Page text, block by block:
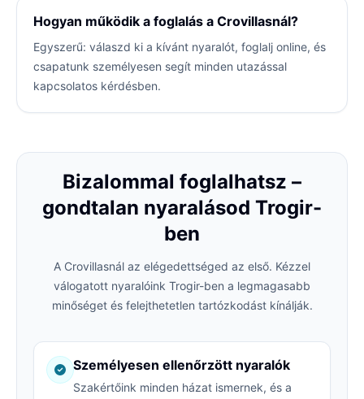
Hogyan működik a foglalás a Crovillasnál?
Egyszerű: válaszd ki a kívánt nyaralót, foglalj online, és
csapatunk személyesen segít minden utazással
kapcsolatos kérdésben.
Bizalommal foglalhatsz –
gondtalan nyaralásod Trogir-
ben
A Crovillasnál az elégedettséged az első. Kézzel
válogatott nyaralóink Trogir-ben a legmagasabb
minőséget és felejthetetlen tartózkodást kínálják.
Személyesen ellenőrzött nyaralók
Szakértőink minden házat ismernek, és a